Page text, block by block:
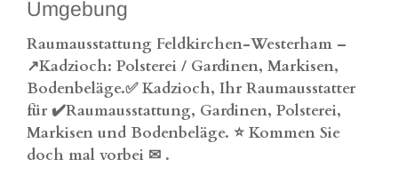
Umgebung
Raumausstattung Feldkirchen-Westerham –
↗️Kadzioch: Polsterei / Gardinen, Markisen,
Bodenbeläge.✅ Kadzioch, Ihr Raumausstatter
für ✔️Raumausstattung, Gardinen, Polsterei,
Markisen und Bodenbeläge. ⭐ Kommen Sie
doch mal vorbei ✉ .